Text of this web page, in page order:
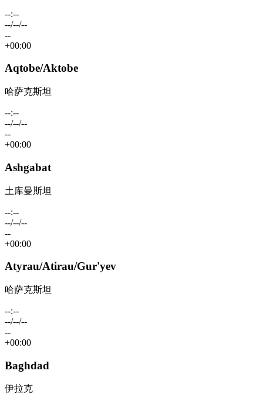
--:--
--/--/--
--
+00:00
Aqtobe/Aktobe
哈萨克斯坦
--:--
--/--/--
--
+00:00
Ashgabat
土库曼斯坦
--:--
--/--/--
--
+00:00
Atyrau/Atirau/Gur'yev
哈萨克斯坦
--:--
--/--/--
--
+00:00
Baghdad
伊拉克